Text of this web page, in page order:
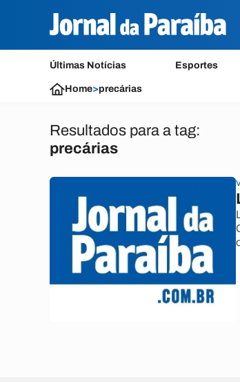
Últimas Notícias Esportes
Home>precárias
Resultados para a tag:
precárias